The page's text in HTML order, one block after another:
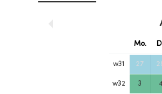
Mo.
w31 27
w32 3 4